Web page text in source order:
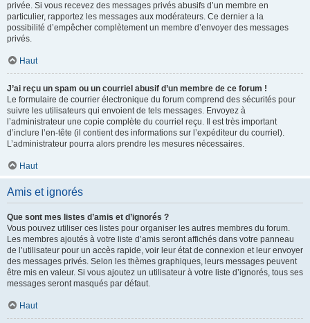
privée. Si vous recevez des messages privés abusifs d’un membre en
particulier, rapportez les messages aux modérateurs. Ce dernier a la
possibilité d’empêcher complètement un membre d’envoyer des messages
privés.
Haut
J’ai reçu un spam ou un courriel abusif d’un membre de ce forum !
Le formulaire de courrier électronique du forum comprend des sécurités pour
suivre les utilisateurs qui envoient de tels messages. Envoyez à
l’administrateur une copie complète du courriel reçu. Il est très important
d’inclure l’en-tête (il contient des informations sur l’expéditeur du courriel).
L’administrateur pourra alors prendre les mesures nécessaires.
Haut
Amis et ignorés
Que sont mes listes d’amis et d’ignorés ?
Vous pouvez utiliser ces listes pour organiser les autres membres du forum.
Les membres ajoutés à votre liste d’amis seront affichés dans votre panneau
de l’utilisateur pour un accès rapide, voir leur état de connexion et leur envoyer
des messages privés. Selon les thèmes graphiques, leurs messages peuvent
être mis en valeur. Si vous ajoutez un utilisateur à votre liste d’ignorés, tous ses
messages seront masqués par défaut.
Haut